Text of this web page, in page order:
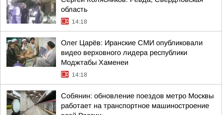
область
14:18
Олег Царёв: Иранские СМИ опубликовали
видео верховного лидера республики
Моджтабы Хаменеи
14:18
Собянин: обновление поездов метро Москвы
работает на транспортное машиностроение